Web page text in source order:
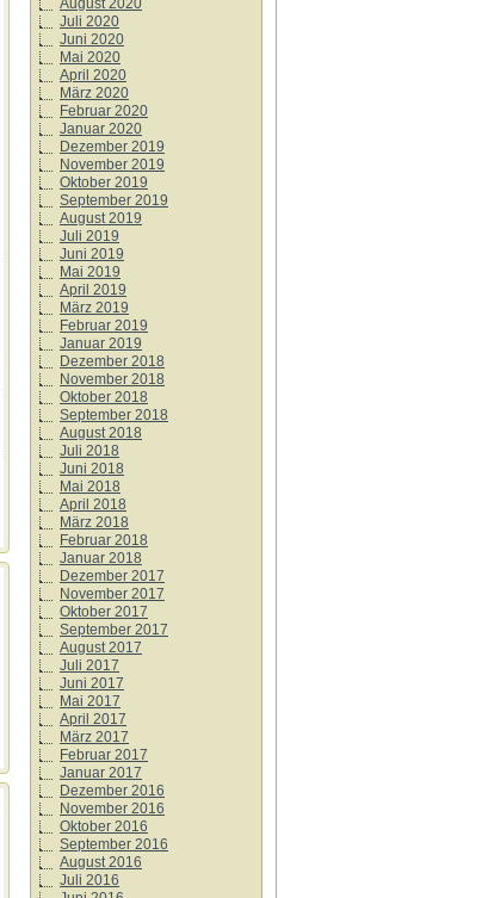
August 2020
Juli 2020
Juni 2020
Mai 2020
April 2020
März 2020
Februar 2020
Januar 2020
Dezember 2019
November 2019
Oktober 2019
September 2019
August 2019
Juli 2019
Juni 2019
Mai 2019
April 2019
März 2019
Februar 2019
Januar 2019
Dezember 2018
November 2018
Oktober 2018
September 2018
August 2018
Juli 2018
Juni 2018
Mai 2018
April 2018
März 2018
Februar 2018
Januar 2018
Dezember 2017
November 2017
Oktober 2017
September 2017
August 2017
Juli 2017
Juni 2017
Mai 2017
April 2017
März 2017
Februar 2017
Januar 2017
Dezember 2016
November 2016
Oktober 2016
September 2016
August 2016
Juli 2016